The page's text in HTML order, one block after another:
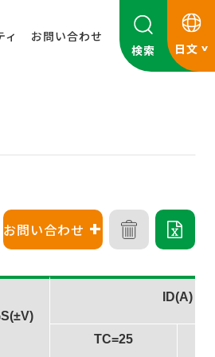
ィ
お問い合わせ
検索
日文
お問い合わせ +
ID(A)
TC=25